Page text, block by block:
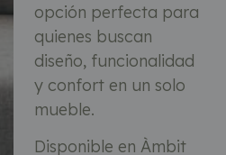
opción perfecta para
quienes buscan
diseño, funcionalidad
y confort en un solo
mueble.
Disponible en Àmbit